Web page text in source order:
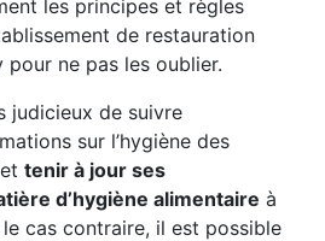
les principes et règles
de restauration
ne pas les oublier.
judicieux de suivre
sur l’hygiène des
tenir à jour ses
d’hygiène alimentaire à
cas contraire, il est possible